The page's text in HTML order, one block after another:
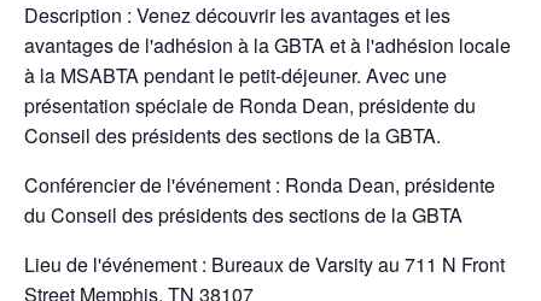
Description : Venez découvrir les avantages et les
avantages de l'adhésion à la GBTA et à l'adhésion locale
à la MSABTA pendant le petit-déjeuner. Avec une
présentation spéciale de Ronda Dean, présidente du
Conseil des présidents des sections de la GBTA.
Conférencier de l'événement : Ronda Dean, présidente
du Conseil des présidents des sections de la GBTA
Lieu de l'événement : Bureaux de Varsity au 711 N Front
Street Memphis, TN 38107